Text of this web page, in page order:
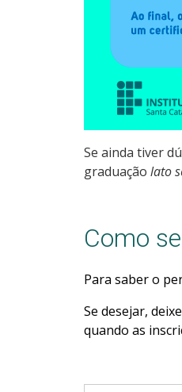
Se ainda tiver
graduação lato
Como
Para saber o
Se desejar,
quando as